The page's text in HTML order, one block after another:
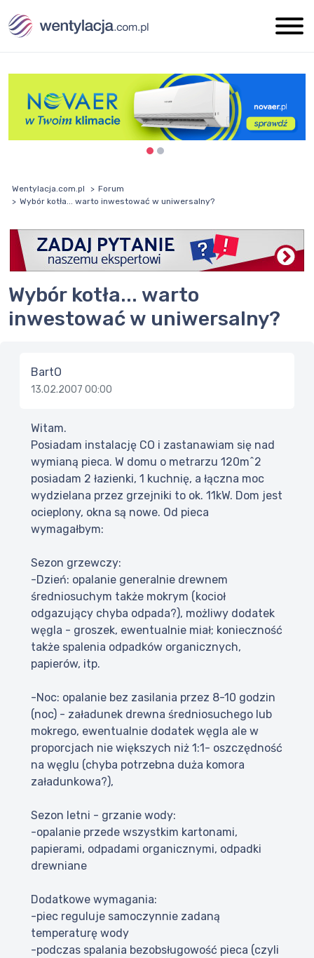
Wentylacja.com.pl
Forum
Wybór kotła... warto inwestować w uniwersalny?
Wybór kotła... warto
inwestować w uniwersalny?
BartO
13.02.2007 00:00
Witam.
Posiadam instalację CO i zastanawiam się nad
wymianą pieca. W domu o metrarzu 120m^2
posiadam 2 łazienki, 1 kuchnię, a łączna moc
wydzielana przez grzejniki to ok. 11kW. Dom jest
ocieplony, okna są nowe. Od pieca
wymagałbym:
Sezon grzewczy:
-Dzień: opalanie generalnie drewnem
średniosuchym także mokrym (kocioł
odgazujący chyba odpada?), możliwy dodatek
węgla - groszek, ewentualnie miał; konieczność
także spalenia odpadków organicznych,
papierów, itp.
-Noc: opalanie bez zasilania przez 8-10 godzin
(noc) - załadunek drewna średniosuchego lub
mokrego, ewentualnie dodatek węgla ale w
proporcjach nie większych niż 1:1- oszczędność
na węglu (chyba potrzebna duża komora
załadunkowa?),
Sezon letni - grzanie wody:
-opalanie przede wszystkim kartonami,
papierami, odpadami organicznymi, odpadki
drewniane
Dodatkowe wymagania:
-piec reguluje samoczynnie zadaną
temperaturę wody
-podczas spalania bezobsługowość pieca (czyli